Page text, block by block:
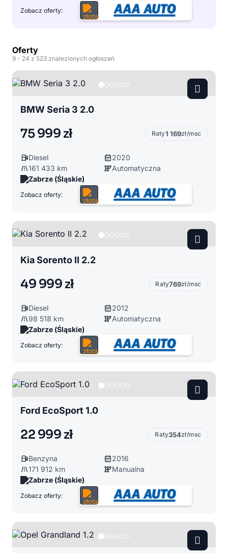
Zobacz oferty:
Oferty
9 - 24 z 523 znalezionych ogłoszeń
BMW Seria 3 2.0
75 999 zł Raty1 169zł/msc
Diesel
2020
161 433 km
Automatyczna
Zabrze (Śląskie)
Zobacz oferty:
Kia Sorento II 2.2
49 999 zł Raty769zł/msc
Diesel
2012
98 518 km
Automatyczna
Zabrze (Śląskie)
Zobacz oferty:
Ford EcoSport 1.0
22 999 zł Raty354zł/msc
Benzyna
2016
171 912 km
Manualna
Zabrze (Śląskie)
Zobacz oferty: